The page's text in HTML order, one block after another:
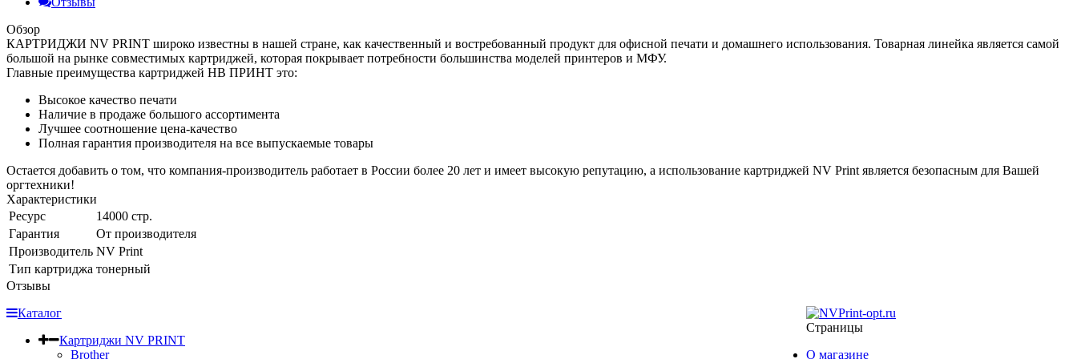
Обзор
КАРТРИДЖИ NV PRINT широко известны в нашей стране, как качественный и востребованный продукт для офисной печати и домашнего использования. Товарная линейка является самой
большой на рынке совместимых картриджей, которая покрывает потребности большинства моделей принтеров и МФУ.
Главные преимущества картриджей НВ ПРИНТ это:
Высокое качество печати
Наличие в продаже большого ассортимента
Лучшее соотношение цена-качество
Полная гарантия производителя на все выпускаемые товары
Остается добавить о том, что компания-производитель работает в России более 20 лет и имеет высокую репутацию, а использование картриджей NV Print является безопасным для Вашей
оргтехники!
Характеристики
Ресурс
14000 стр.
Гарантия
От производителя
Производитель NV Print
Тип картриджа тонерный
Отзывы
Каталог
Картриджи NV PRINT
Brother
Страницы
О магазине